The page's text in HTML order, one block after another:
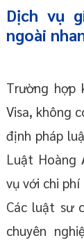
Dịch vụ
ngoài
Trường hợp
Visa, không
định pháp
Luật Hoàng
vụ với chi
Các luật sư
chuyên